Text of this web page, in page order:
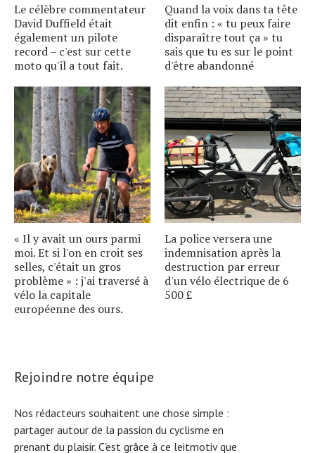
Le célèbre commentateur
David Duffield était
également un pilote
record – c'est sur cette
moto qu'il a tout fait.
Quand la voix dans ta tête
dit enfin : « tu peux faire
disparaître tout ça » tu
sais que tu es sur le point
d'être abandonné
« Il y avait un ours parmi
moi. Et si l'on en croit ses
selles, c'était un gros
problème » : j'ai traversé à
vélo la capitale
européenne des ours.
La police versera une
indemnisation après la
destruction par erreur
d'un vélo électrique de 6
500 £
Rejoindre notre équipe
Nos rédacteurs souhaitent une chose simple :
partager autour de la passion du cyclisme en
prenant du plaisir. C'est grâce à ce leitmotiv que